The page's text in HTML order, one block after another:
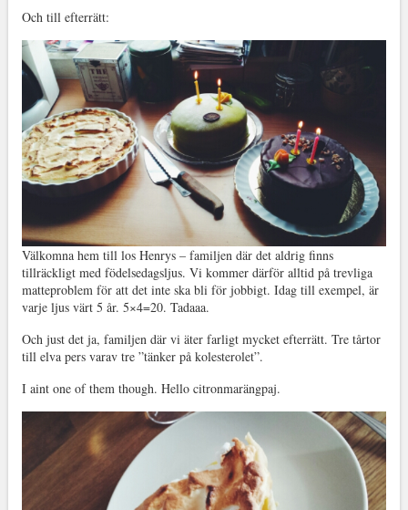
Och till efterrätt:
Välkomna hem till los Henrys – familjen där det aldrig finns
tillräckligt med födelsedagsljus. Vi kommer därför alltid på trevliga
matteproblem för att det inte ska bli för jobbigt. Idag till exempel, är
varje ljus värt 5 år. 5×4=20. Tadaaa.
Och just det ja, familjen där vi äter farligt mycket efterrätt. Tre tårtor
till elva pers varav tre ”tänker på kolesterolet”.
I aint one of them though. Hello citronmarängpaj.